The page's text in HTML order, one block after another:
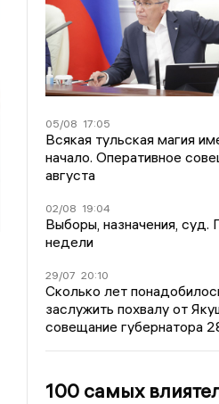
05/08 17:05
Всякая тульская магия
начало. Оперативное
августа
02/08 19:04
Выборы, назначения, суд.
недели
29/07 20:10
Сколько лет
заслужить похвалу от
совещание губернатора
100 самых